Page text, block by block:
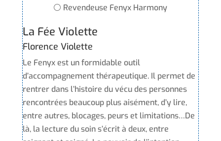
⚪ Revendeuse Fenyx Harmony
La Fée Violette
Florence Violette
Le Fenyx est un formidable outil
d’accompagnement thérapeutique. Il permet de
rentrer dans l’histoire du vécu des personnes
rencontrées beaucoup plus aisément, d’y lire,
entre autres, blocages, peurs et limitations…De
là, la lecture du soin s’écrit à deux, entre